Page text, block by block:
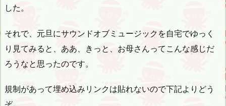
した。
それで、元旦にサウンドオブミュージックを自宅でゆっく
り見てみると、ああ、きっと、お母さんってこんな感じだ
ろうなと思ったのです。
規制があって埋め込みリンクは貼れないので下記よりどう